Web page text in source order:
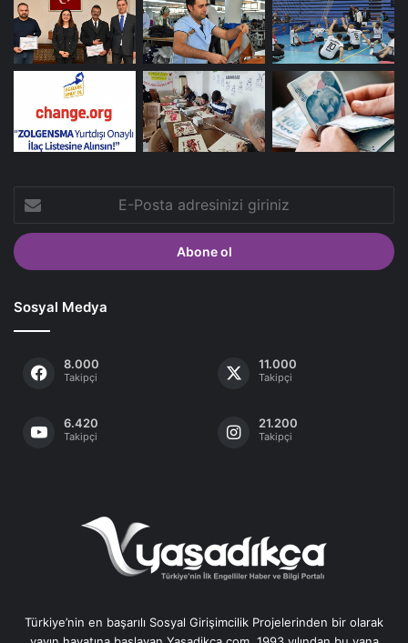
Posta
adresinizi
giriniz
Sosyal Medya
8.000
Takipçi
11.000
Takipçi
6.420
Takipçi
21.200
Takipçi
Türkiye’nin en başarılı Sosyal Girişimcilik Projelerinden bir olarak